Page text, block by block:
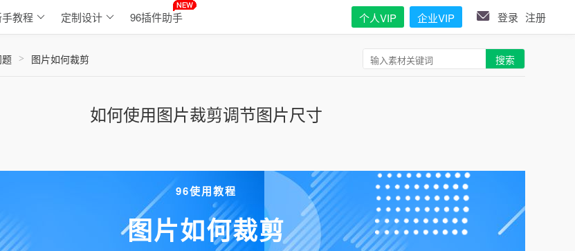
教程 定制设计 96插件助手 个人VIP 企业VIP 登录 注册
> 图片如何裁剪 搜索
如何使用图片裁剪调节图片尺寸
96使用教程
图片如何裁剪